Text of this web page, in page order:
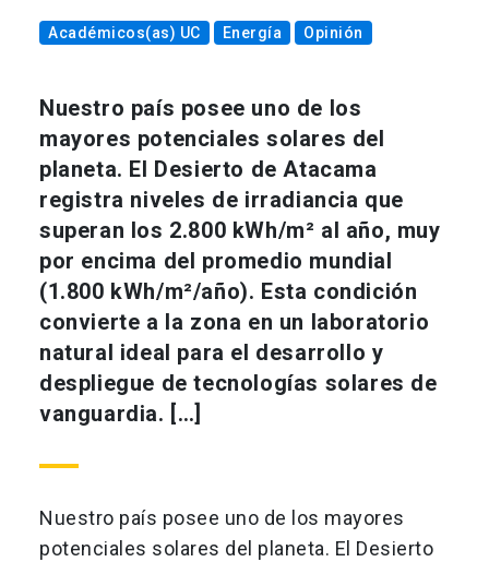
Académicos(as) UC Energía Opinión
Nuestro país posee uno de los
mayores potenciales solares del
planeta. El Desierto de Atacama
registra niveles de irradiancia que
superan los 2.800 kWh/m² al año, muy
por encima del promedio mundial
(1.800 kWh/m²/año). Esta condición
convierte a la zona en un laboratorio
natural ideal para el desarrollo y
despliegue de tecnologías solares de
vanguardia. […]
Nuestro país posee uno de los mayores
potenciales solares del planeta. El Desierto